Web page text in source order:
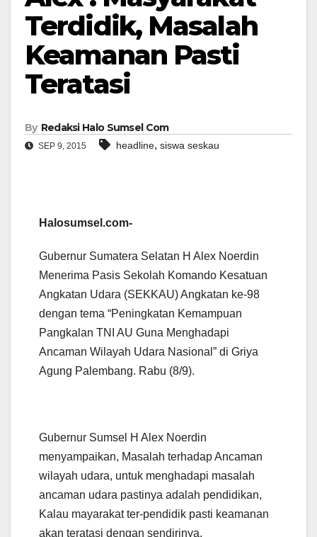
Terdidik, Masalah
Keamanan Pasti
Teratasi
By Redaksi Halo Sumsel Com
SEP 9, 2015 headline, siswa seskau
Halosumsel.com-
Gubernur Sumatera Selatan H Alex Noerdin
Menerima Pasis Sekolah Komando Kesatuan
Angkatan Udara (SEKKAU) Angkatan ke-98
dengan tema “Peningkatan Kemampuan
Pangkalan TNI AU Guna Menghadapi
Ancaman Wilayah Udara Nasional” di Griya
Agung Palembang. Rabu (8/9).
Gubernur Sumsel H Alex Noerdin
menyampaikan, Masalah terhadap Ancaman
wilayah udara, untuk menghadapi masalah
ancaman udara pastinya adalah pendidikan,
Kalau mayarakat ter-pendidik pasti keamanan
akan teratasi dengan sendirinya.